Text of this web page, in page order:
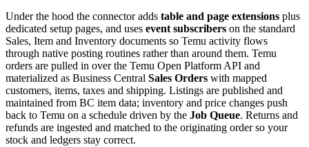
Under the hood the connector adds table and page extensions plus
dedicated setup pages, and uses event subscribers on the standard
Sales, Item and Inventory documents so Temu activity flows
through native posting routines rather than around them. Temu
orders are pulled in over the Temu Open Platform API and
materialized as Business Central Sales Orders with mapped
customers, items, taxes and shipping. Listings are published and
maintained from BC item data; inventory and price changes push
back to Temu on a schedule driven by the Job Queue. Returns and
refunds are ingested and matched to the originating order so your
stock and ledgers stay correct.